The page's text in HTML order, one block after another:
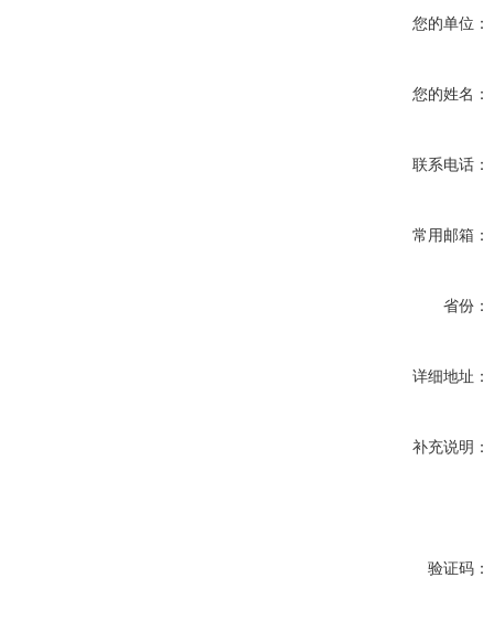
您的单位：
您的姓名：
联系电话：
常用邮箱：
省份：
详细地址：
补充说明：
验证码：